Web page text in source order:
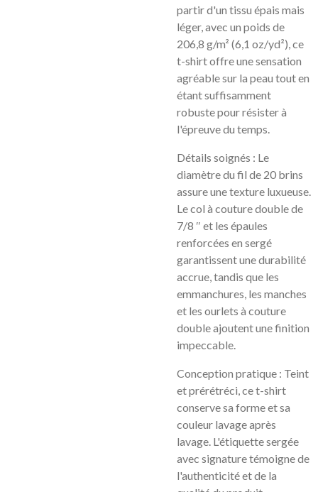
partir d'un tissu épais mais
léger, avec un poids de
206,8 g/m² (6,1 oz/yd²), ce
t-shirt offre une sensation
agréable sur la peau tout en
étant suffisamment
robuste pour résister à
l'épreuve du temps.
Détails soignés : Le
diamètre du fil de 20 brins
assure une texture luxueuse.
Le col à couture double de
7/8 ″ et les épaules
renforcées en sergé
garantissent une durabilité
accrue, tandis que les
emmanchures, les manches
et les ourlets à couture
double ajoutent une finition
impeccable.
Conception pratique : Teint
et prérétréci, ce t-shirt
conserve sa forme et sa
couleur lavage après
lavage. L'étiquette sergée
avec signature témoigne de
l'authenticité et de la